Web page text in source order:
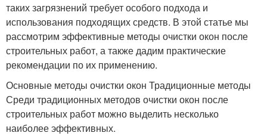
таких загрязнений требует особого подхода и
использования подходящих средств. В этой статье мы
рассмотрим эффективные методы очистки окон после
строительных работ, а также дадим практические
рекомендации по их применению.
Основные методы очистки окон Традиционные методы
Среди традиционных методов очистки окон после
строительных работ можно выделить несколько
наиболее эффективных.